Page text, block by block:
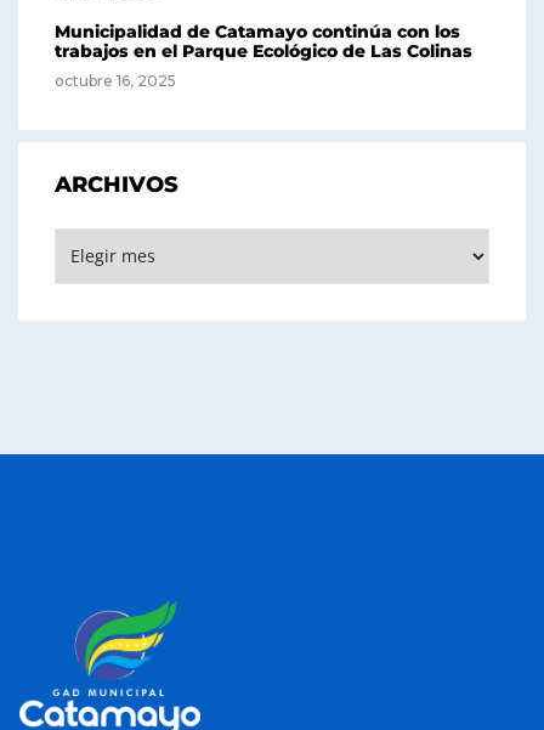
Municipalidad de Catamayo continúa con los
trabajos en el Parque Ecológico de Las Colinas
octubre 16, 2025
ARCHIVOS